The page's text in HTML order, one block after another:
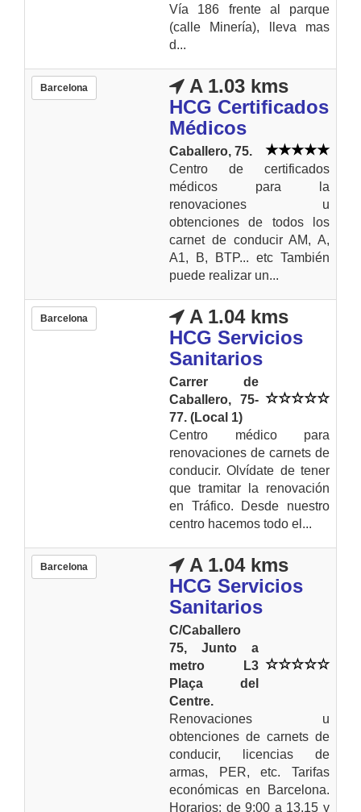
Vía 186 frente al parque
(calle Minería), lleva mas
d...
Barcelona
A 1.03 kms
HCG Certificados
Médicos
Caballero, 75.
Centro de certificados
médicos para la
renovaciones u
obtenciones de todos los
carnet de conducir AM, A,
A1, B, BTP... etc También
puede realizar un...
Barcelona
A 1.04 kms
HCG Servicios
Sanitarios
Carrer de
Caballero, 75-
77. (Local 1)
Centro médico para
renovaciones de carnets de
conducir. Olvídate de tener
que tramitar la renovación
en Tráfico. Desde nuestro
centro hacemos todo el...
Barcelona
A 1.04 kms
HCG Servicios
Sanitarios
C/Caballero
75, Junto a
metro L3
Plaça del
Centre.
Renovaciones u
obtenciones de carnets de
conducir, licencias de
armas, PER, etc. Tarifas
económicas en Barcelona.
Horarios: de 9:00 a 13.15 y